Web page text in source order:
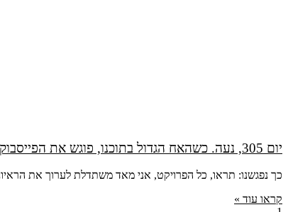
יום 305, נעה. כשהאח הגדול בתוכנו, פוגש את הפייסבוק
כך נפגשנו: תראו, כל הפרויקט, אני מאד משתדלת לערוך את
קראו עוד »